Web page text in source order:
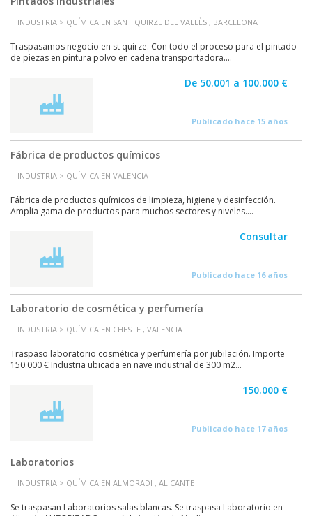
INDUSTRIA > QUÍMICA EN SANT QUIRZE DEL VALLÈS , BARCELONA
Traspasamos negocio en st quirze. Con todo el proceso para el pintado
de piezas en pintura polvo en cadena transportadora....
De 50.001 a 100.000 €
Publicado hace 15 años
Fábrica de productos químicos
INDUSTRIA > QUÍMICA EN VALENCIA
Fábrica de productos químicos de limpieza, higiene y desinfección.
Amplia gama de productos para muchos sectores y niveles....
Consultar
Publicado hace 16 años
Laboratorio de cosmética y perfumería
INDUSTRIA > QUÍMICA EN CHESTE , VALENCIA
Traspaso laboratorio cosmética y perfumería por jubilación. Importe
150.000 € Industria ubicada en nave industrial de 300 m2...
150.000 €
Publicado hace 17 años
Laboratorios
INDUSTRIA > QUÍMICA EN ALMORADI , ALICANTE
Se traspasan Laboratorios salas blancas. Se traspasa Laboratorio en